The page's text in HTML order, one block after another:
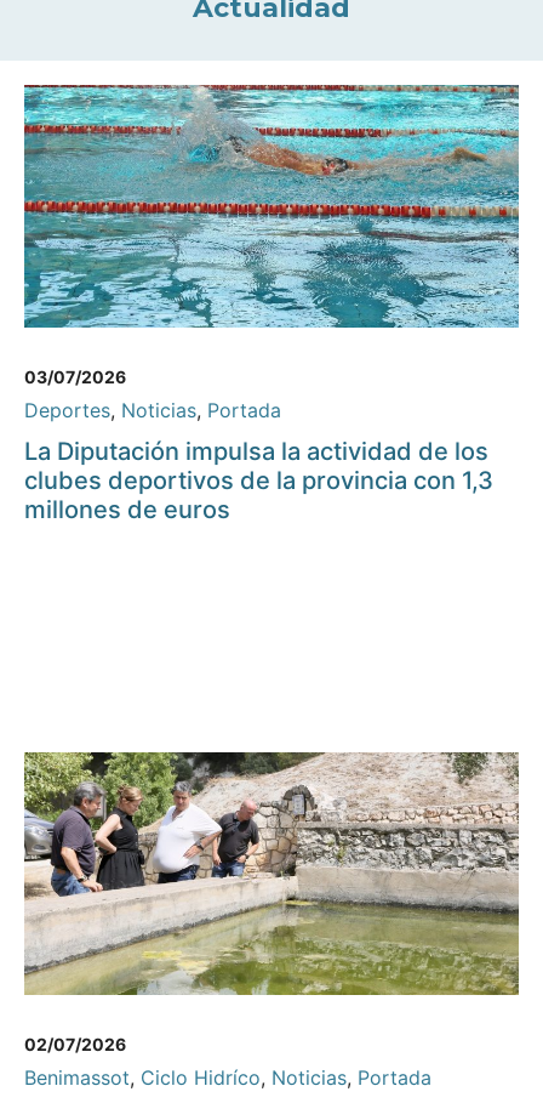
Actualidad
03/07/2026
Deportes, Noticias, Portada
La Diputación impulsa la actividad de los
clubes deportivos de la provincia con 1,3
millones de euros
02/07/2026
Benimassot, Ciclo Hidríco, Noticias, Portada